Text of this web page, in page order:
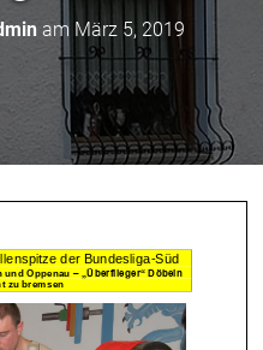
A
L
T
N
am März 5, 2019